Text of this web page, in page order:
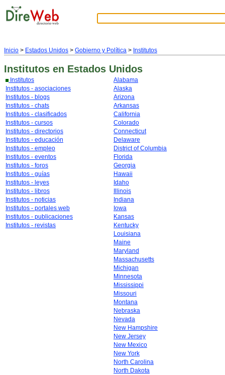
Inicio > Estados Unidos > Gobierno y Política > Institutos
Institutos en Estados Unidos
Institutos
Institutos - asociaciones
Institutos - blogs
Institutos - chats
Institutos - clasificados
Institutos - cursos
Institutos - directorios
Institutos - educación
Institutos - empleo
Institutos - eventos
Institutos - foros
Institutos - guías
Institutos - leyes
Institutos - libros
Institutos - noticias
Institutos - portales web
Institutos - publicaciones
Institutos - revistas
Alabama
Alaska
Arizona
Arkansas
California
Colorado
Connecticut
Delaware
District of Columbia
Florida
Georgia
Hawaii
Idaho
Illinois
Indiana
Iowa
Kansas
Kentucky
Louisiana
Maine
Maryland
Massachusetts
Michigan
Minnesota
Mississippi
Missouri
Montana
Nebraska
Nevada
New Hampshire
New Jersey
New Mexico
New York
North Carolina
North Dakota